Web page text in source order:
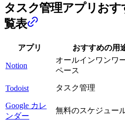
タスク管理アプリおす
覧表
アプリ おすすめの用
Notion
オールインワンワ
ペース
Todoist タスク管理
Google カレ
ンダー
無料のスケジュー